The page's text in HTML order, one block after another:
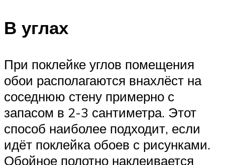
В углах
При поклейке углов помещения
обои располагаются внахлёст на
соседнюю стену примерно с
запасом в 2-3 сантиметра. Этот
способ наиболее подходит, если
идёт поклейка обоев с рисунками.
Обойное полотно наклеивается